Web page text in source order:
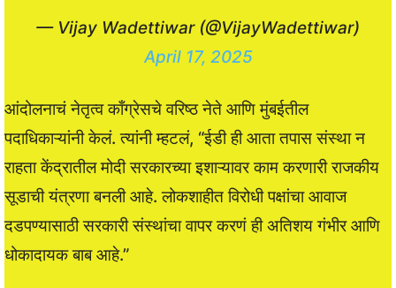
— Vijay Wadettiwar (@VijayWadettiwar)
April 17, 2025
आंदोलनाचं नेतृत्व काँग्रेसचे वरिष्ठ नेते आणि मुंबईतील
पदाधिकाऱ्यांनी केलं. त्यांनी म्हटलं, “ईडी ही आता तपास संस्था न
राहता केंद्रातील मोदी सरकारच्या इशाऱ्यावर काम करणारी राजकीय
सूडाची यंत्रणा बनली आहे. लोकशाहीत विरोधी पक्षांचा आवाज
दडपण्यासाठी सरकारी संस्थांचा वापर करणं ही अतिशय गंभीर आणि
धोकादायक बाब आहे.”